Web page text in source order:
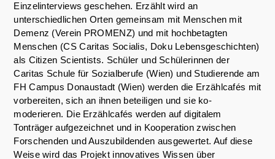
Einzelinterviews geschehen. Erzählt wird an
unterschiedlichen Orten gemeinsam mit Menschen mit
Demenz (Verein PROMENZ) und mit hochbetagten
Menschen (CS Caritas Socialis, Doku Lebensgeschichten)
als Citizen Scientists. Schüler und Schülerinnen der
Caritas Schule für Sozialberufe (Wien) und Studierende am
FH Campus Donaustadt (Wien) werden die Erzählcafés mit
vorbereiten, sich an ihnen beteiligen und sie ko-
moderieren. Die Erzählcafés werden auf digitalem
Tonträger aufgezeichnet und in Kooperation zwischen
Forschenden und Auszubildenden ausgewertet. Auf diese
Weise wird das Projekt innovatives Wissen über